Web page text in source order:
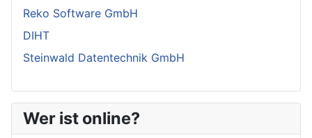
Reko Software GmbH
DIHT
Steinwald Datentechnik GmbH
Wer ist online?